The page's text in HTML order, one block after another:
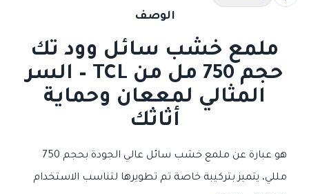
الوصف
ملمع خشب سائل وود تك
حجم 750 مل من TCL – السر
المثالي لمععان وحماية
أثاثك
هو عبارة عن ملمع خشب سائل عالي الجودة بحجم 750
مللي، يتميز بتركيبة خاصة تم تطويرها لتناسب الاستخدام